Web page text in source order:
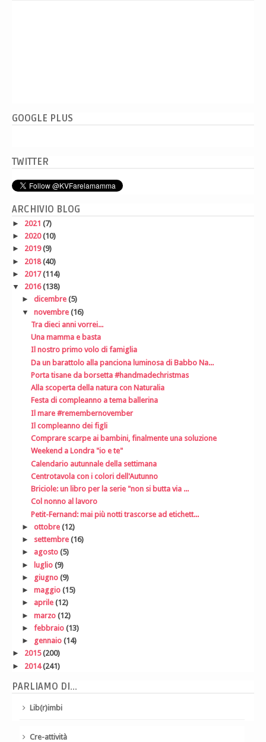
GOOGLE PLUS
TWITTER
ARCHIVIO BLOG
► 2021 (7)
► 2020(10)
► 2019(9)
► 2018(40)
► 2017(114)
▼ 2016(138)
► dicembre (5)
▼ novembre (16)
Tra dieci anni vorrei...
Una mamma e basta
Il nostro primo volo di famiglia
Da un barattolo alla panciona luminosa di Babbo Na...
Porta tisane da borsetta #handmadechristmas
Alla scoperta della natura con Naturalia
Festa di compleanno a tema ballerina
Il mare #remembernovember
Il compleanno dei figli
Comprare scarpe ai bambini, finalmente una soluzione
Weekend a Londra "io e te"
Calendario autunnale della settimana
Centrotavola con i colori dell'Autunno
Briciole: un libro per la serie "non si butta via ...
Col nonno al lavoro
Petit-Fernand: mai più notti trascorse ad etichett...
► ottobre (12)
► settembre (16)
► agosto (5)
► luglio (9)
► giugno (9)
► maggio (15)
► aprile (12)
► marzo (12)
► febbraio (13)
► gennaio (14)
► 2015(200)
► 2014(241)
PARLIAMO DI...
Lib(r)imbi
Cre-attività